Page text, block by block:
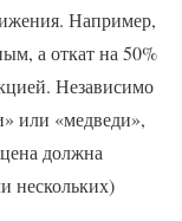
Например,
а откат на 50%
Независимо
или «медведи»,
должна
нескольких)